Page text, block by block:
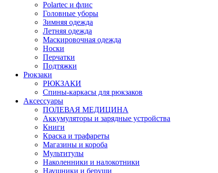
Polartec и флис
Головные уборы
Зимняя одежда
Летняя одежда
Маскировочная одежда
Носки
Перчатки
Подтяжки
Рюкзаки
РЮКЗАКИ
Спины-каркасы для рюкзаков
Аксессуары
ПОЛЕВАЯ МЕДИЦИНА
Аккумуляторы и зарядные устройства
Книги
Краска и трафареты
Магазины и короба
Мультитулы
Наколенники и налокотники
Наушники и беруши